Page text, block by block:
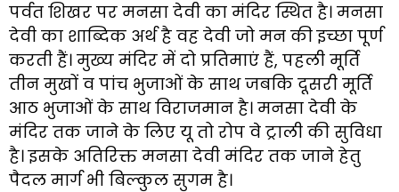
पर्वत शिखर पर मनसा देवी का मंदिर स्थित है। मनसा
देवी का शाब्दिक अर्थ है वह देवी जो मन की इच्छा पूर्ण
करती हैं। मुख्य मंदिर में दो प्रतिमाएं हैं, पहली मूर्ति
तीन मुखों व पांच भुजाओं के साथ जबकि दूसरी मूर्ति
आठ भुजाओं के साथ विराजमान है। मनसा देवी के
मंदिर तक जाने के लिए यू तो रोप वे ट्राली की सुविधा
है। इसके अतिरिक्त मनसा देवी मंदिर तक जाने हेतु
पैदल मार्ग भी बिल्कुल सुगम है।